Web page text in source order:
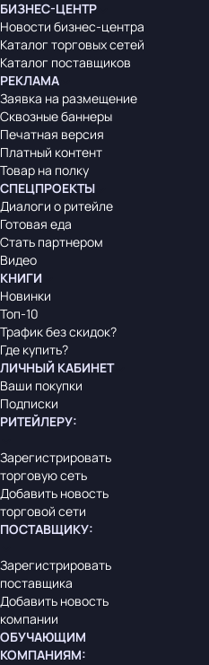
БИЗНЕС-ЦЕНТР
Новости бизнес-центра
Каталог торговых сетей
Каталог поставщиков
РЕКЛАМА
Заявка на размещение
Сквозные баннеры
Печатная версия
Платный контент
Товар на полку
СПЕЦПРОЕКТЫ
Диалоги о ритейле
Готовая еда
Стать партнером
Видео
КНИГИ
Новинки
Топ-10
Трафик без скидок?
Где купить?
ЛИЧНЫЙ КАБИНЕТ
Ваши покупки
Подписки
РИТЕЙЛЕРУ:
Зарегистрировать
торговую сеть
Добавить новость
торговой сети
ПОСТАВЩИКУ:
Зарегистрировать
поставщика
Добавить новость
компании
ОБУЧАЮЩИМ
КОМПАНИЯМ: